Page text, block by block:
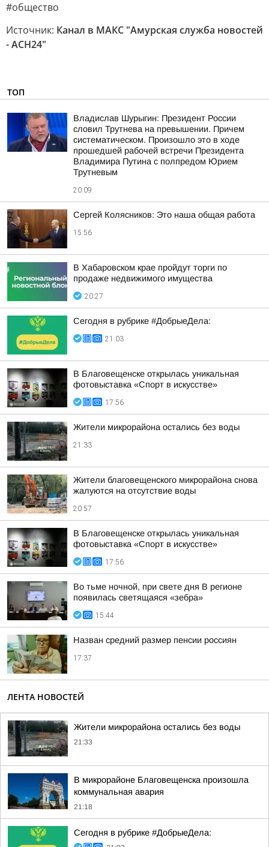
#общество
Источник: Канал в МАКС "Амурская служба новостей
- АСН24"
ТОП
Владислав Шурыгин: Президент России
словил Трутнева на превышении. Причем
систематическом. Произошло это в ходе
прошедшей рабочей встречи Президента
Владимира Путина с полпредом Юрием
Трутневым
20:09
Сергей Колясников: Это наша общая работа
15:56
В Хабаровском крае пройдут торги по
продаже недвижимого имущества
20:27
Сегодня в рубрике #ДобрыеДела:
21:03
В Благовещенске открылась уникальная
фотовыставка «Спорт в искусстве»
17:56
Жители микрорайона остались без воды
21:33
Жители благовещенского микрорайона снова
жалуются на отсутствие воды
20:57
В Благовещенске открылась уникальная
фотовыставка «Спорт в искусстве»
17:56
Во тьме ночной, при свете дня В регионе
появилась светящаяся «зебра»
15:44
Назван средний размер пенсии россиян
17:37
ЛЕНТА НОВОСТЕЙ
Жители микрорайона остались без воды
21:33
В микрорайоне Благовещенска произошла
коммунальная авария
21:18
Сегодня в рубрике #ДобрыеДела: